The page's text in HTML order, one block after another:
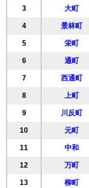
3 大町
4 景林町
5 栄町
6 通町
7 西通町
8 上町
9 川反町
10 元町
11 中和
12 万町
13 柳町